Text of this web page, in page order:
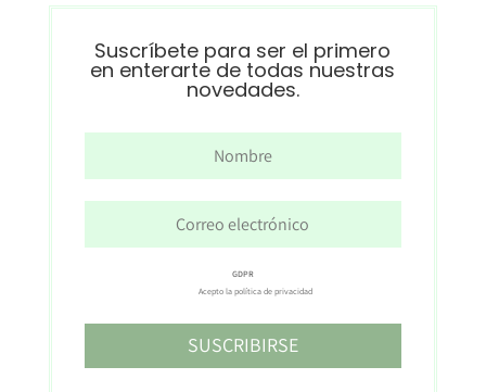
Suscríbete para ser el primero
en enterarte de todas nuestras
novedades.
GDPR
Acepto la política de privacidad
SUSCRIBIRSE